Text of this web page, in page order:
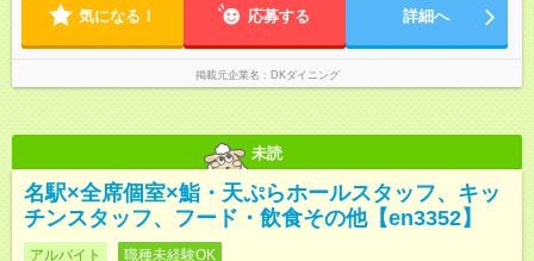
気になる！ 応募する 詳細へ
掲載元企業名 DKダイニング
未読
名駅×全席個室×鮨・天ぷらホールスタッフ、キッ
チンスタッフ、フード・飲食その他【en3352】
アルバイト 職種未経験OK